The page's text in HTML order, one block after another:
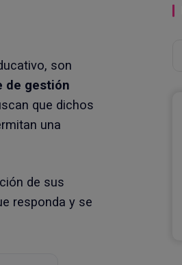
son
de gestión
que dichos
una
de sus
responda y se